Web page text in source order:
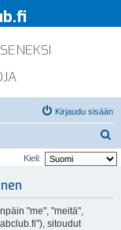
Kirjaudu sisään
t
Kieli:
"me", "meitä",
sitoudut